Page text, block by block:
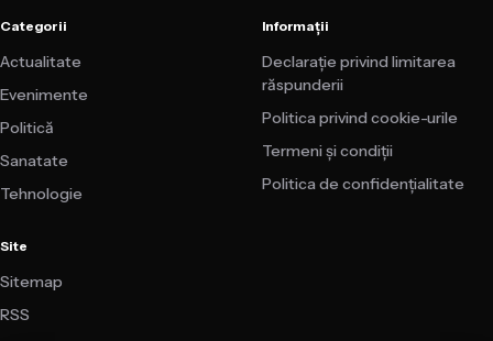
Categorii
Actualitate
Evenimente
Politică
Sanatate
Tehnologie
Informații
Declarație privind limitarea
răspunderii
Politica privind cookie-urile
Termeni și condiții
Politica de confidențialitate
Site
Sitemap
RSS